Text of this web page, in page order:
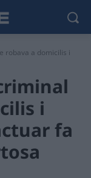
robava a domicilis i
i
fa